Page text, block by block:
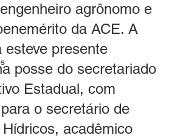
agrônomo e
da ACE. A
esteve presente
posse do secretariado
Estadual, com
o secretário de
acadêmico